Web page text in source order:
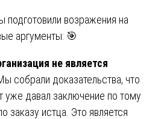
подготовили возражения на
аргументы: 🎯
не является
собрали доказательства, что
уже давал заключение по тому
заказу истца. Это является